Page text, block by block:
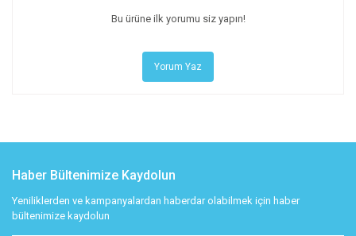
Bu ürüne ilk yorumu siz yapın!
Yorum Yaz
Haber Bültenimize Kaydolun
Yeniliklerden ve kampanyalardan haberdar olabilmek için haber
bültenimize kaydolun